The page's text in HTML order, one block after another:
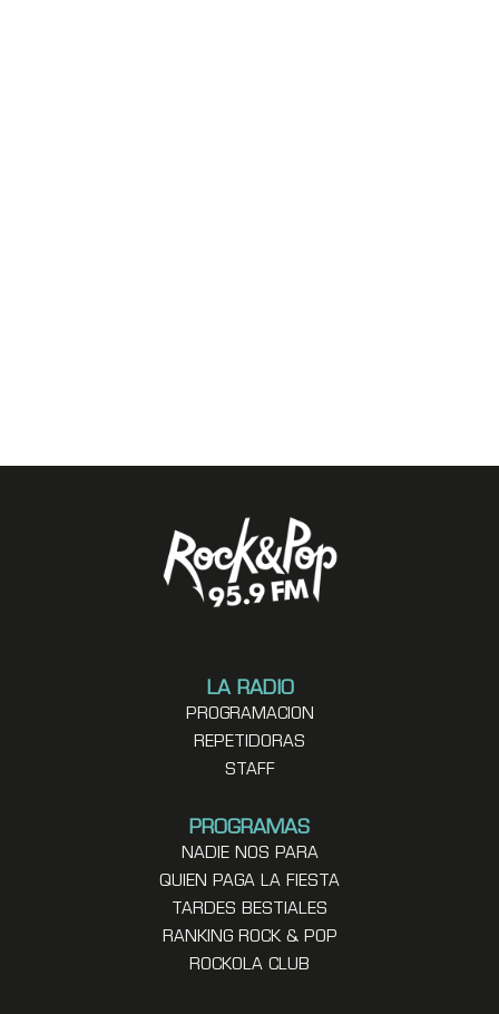
LA RADIO
PROGRAMACION
REPETIDORAS
STAFF
PROGRAMAS
NADIE NOS PARA
QUIEN PAGA LA FIESTA
TARDES BESTIALES
RANKING ROCK & POP
ROCKOLA CLUB